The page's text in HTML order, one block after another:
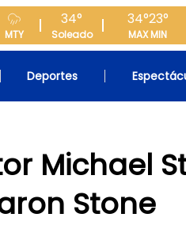
MTY
34°
Soleado
34°
MAX
23°
MIN
Deportes
Michael
Stone